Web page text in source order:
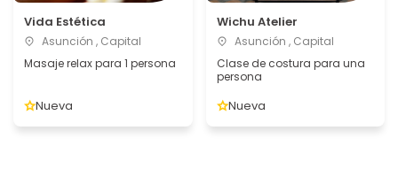
Vida Estética
Asunción , Capital
Masaje relax para 1 persona
Nueva
Wichu Atelier
Asunción , Capital
Clase de costura para una
persona
Nueva